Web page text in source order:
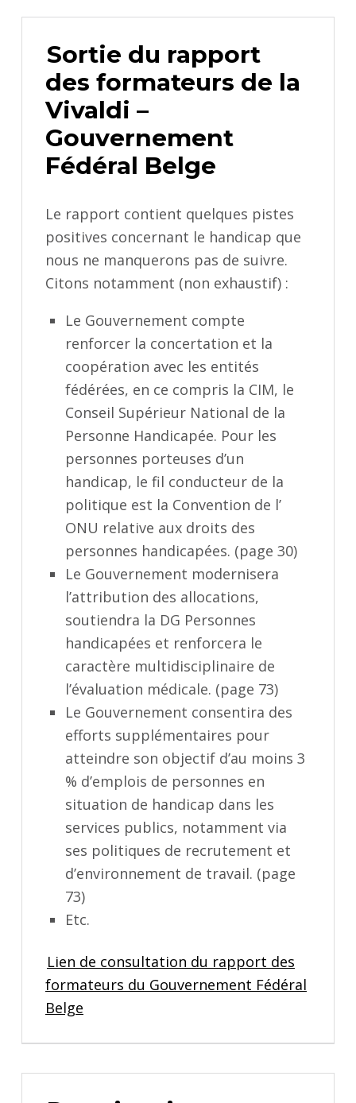
Sortie du rapport
des formateurs de la
Vivaldi –
Gouvernement
Fédéral Belge
Le rapport contient quelques pistes
positives concernant le handicap que
nous ne manquerons pas de suivre.
Citons notamment (non exhaustif) :
Le Gouvernement compte
renforcer la concertation et la
coopération avec les entités
fédérées, en ce compris la CIM, le
Conseil Supérieur National de la
Personne Handicapée. Pour les
personnes porteuses d’un
handicap, le fil conducteur de la
politique est la Convention de l’
ONU relative aux droits des
personnes handicapées. (page 30)
Le Gouvernement modernisera
l’attribution des allocations,
soutiendra la DG Personnes
handicapées et renforcera le
caractère multidisciplinaire de
l’évaluation médicale. (page 73)
Le Gouvernement consentira des
efforts supplémentaires pour
atteindre son objectif d’au moins 3
% d’emplois de personnes en
situation de handicap dans les
services publics, notamment via
ses politiques de recrutement et
d’environnement de travail. (page
73)
Etc.
Lien de consultation du rapport des
formateurs du Gouvernement Fédéral
Belge